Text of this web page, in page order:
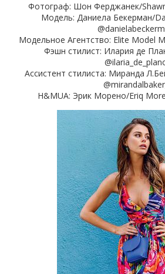
Фотограф: Шон Ферджанек/
Модель: Даниела Бекерман/
Модельное Aгентство: Elite Model
Фэшн стилист: Илария де
Ассистент стилиста: Миранда
@mirandalbaker_
H&MUA: Эрик Морено/Eriq